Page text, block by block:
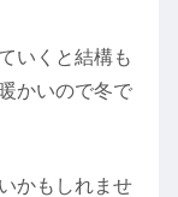
いくと結構も
かいので冬で
かもしれませ